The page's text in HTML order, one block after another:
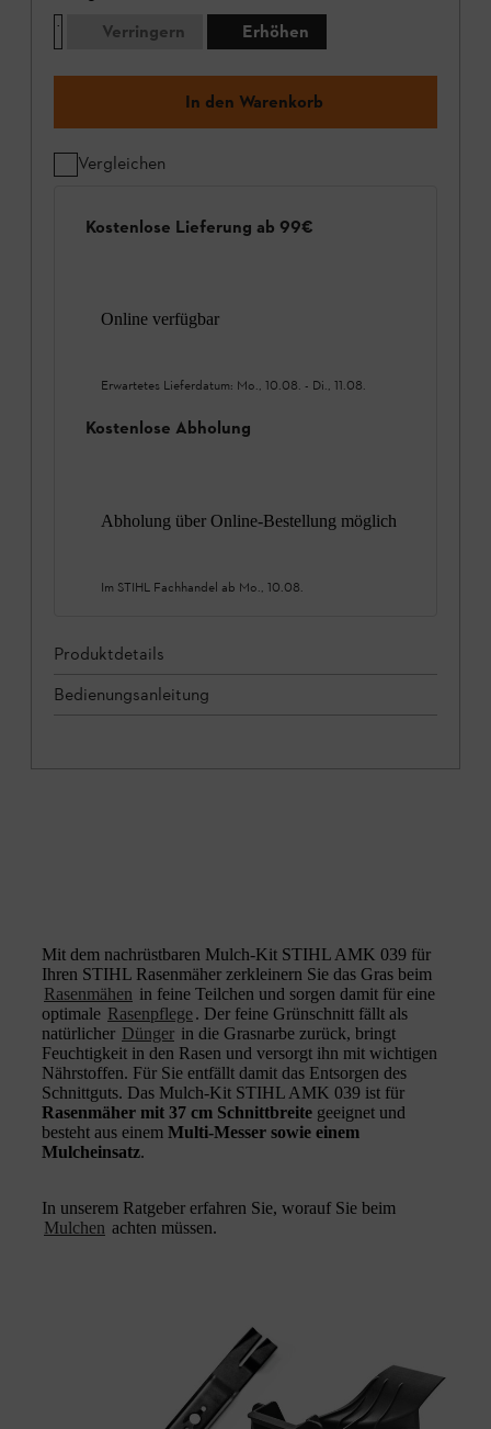
Verringern
Erhöhen
In den Warenkorb
Vergleichen
Kostenlose Lieferung ab 99€
Online verfügbar
Erwartetes Lieferdatum: Mo., 10.08. - Di., 11.08.
Kostenlose Abholung
Abholung über Online-Bestellung möglich
Im STIHL Fachhandel ab Mo., 10.08.
Produktdetails
Bedienungsanleitung
Mit dem nachrüstbaren Mulch-Kit STIHL AMK 039 für
Ihren STIHL Rasenmäher zerkleinern Sie das Gras beim
Rasenmähen in feine Teilchen und sorgen damit für eine
optimale Rasenpflege. Der feine Grünschnitt fällt als
natürlicher Dünger in die Grasnarbe zurück, bringt
Feuchtigkeit in den Rasen und versorgt ihn mit wichtigen
Nährstoffen. Für Sie entfällt damit das Entsorgen des
Schnittguts. Das Mulch-Kit STIHL AMK 039 ist für
Rasenmäher mit 37 cm Schnittbreite geeignet und
besteht aus einem Multi-Messer sowie einem
Mulcheinsatz.
In unserem Ratgeber erfahren Sie, worauf Sie beim
Mulchen achten müssen.